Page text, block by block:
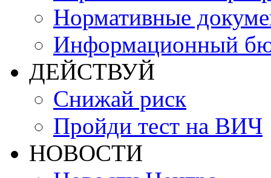
Нормативные
Информационный
ДЕЙСТВУЙ
Снижай риск
Пройди тест на ВИЧ
НОВОСТИ